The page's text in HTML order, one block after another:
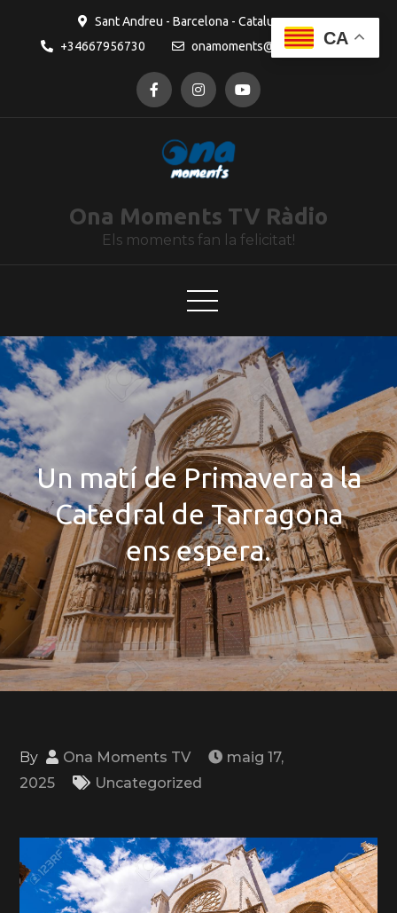
Sant Andreu - Barcelona - Catalunya
+34667956730
onamoments@gmail.com
Ona Moments TV Ràdio
Els moments fan la felicitat!
Un matí de Primavera a la
Catedral de Tarragona
ens espera.
By Ona Moments TV
maig 17,
2025
Uncategorized
CA